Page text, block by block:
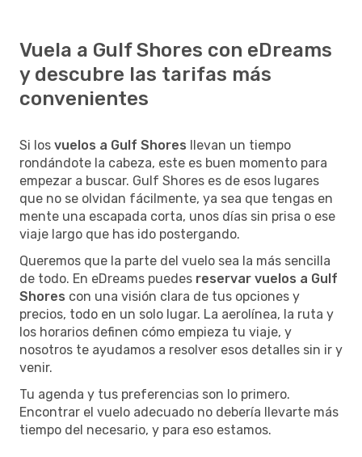
Vuela a Gulf Shores con eDreams
y descubre las tarifas más
convenientes
Si los vuelos a Gulf Shores llevan un tiempo
rondándote la cabeza, este es buen momento para
empezar a buscar. Gulf Shores es de esos lugares
que no se olvidan fácilmente, ya sea que tengas en
mente una escapada corta, unos días sin prisa o ese
viaje largo que has ido postergando.
Queremos que la parte del vuelo sea la más sencilla
de todo. En eDreams puedes reservar vuelos a Gulf
Shores con una visión clara de tus opciones y
precios, todo en un solo lugar. La aerolínea, la ruta y
los horarios definen cómo empieza tu viaje, y
nosotros te ayudamos a resolver esos detalles sin ir y
venir.
Tu agenda y tus preferencias son lo primero.
Encontrar el vuelo adecuado no debería llevarte más
tiempo del necesario, y para eso estamos.